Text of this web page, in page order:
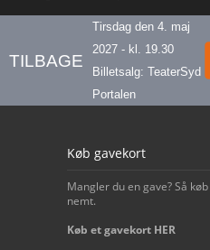
TILBAGE
Tirsdag den 4. maj
2027 - kl. 19.30
Billetsalg: TeaterSyd
Portalen
Køb gavekort
Mangler du en gave? Så
nemt.
Køb et gavekort HER